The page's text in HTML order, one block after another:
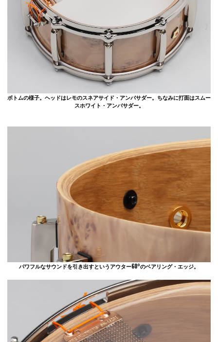
ボトムの様子。ヘッドはレモのスネアサイド・アンバサダー。ちなみに打面はスムー
スホワイト・アンバサダー。
パワフルなサウンドを引き出すというアウター60°のベアリング・エッジ。